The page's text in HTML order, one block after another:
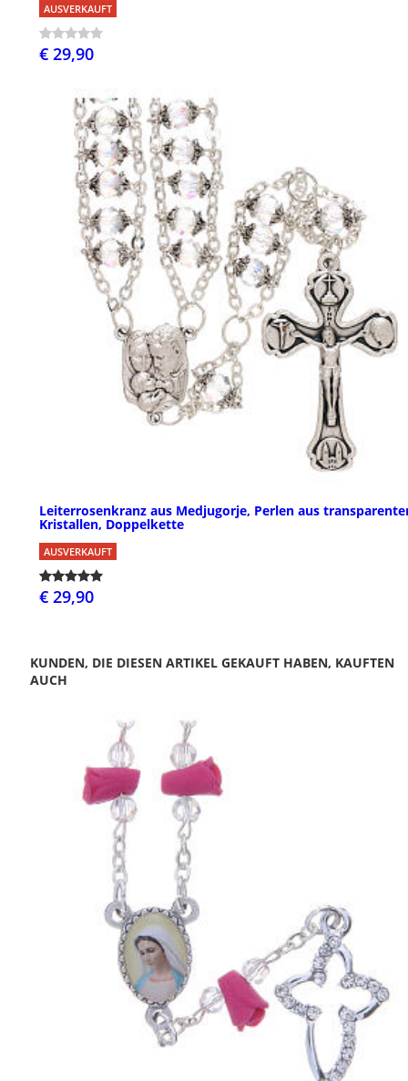
AUSVERKAUFT
€ 29,90
Leiterrosenkranz aus Medjugorje, Perlen aus
Kristallen, Doppelkette
AUSVERKAUFT
€ 29,90
KUNDEN, DIE DIESEN ARTIKEL GEKAUFT HABEN, KAUFTEN
AUCH